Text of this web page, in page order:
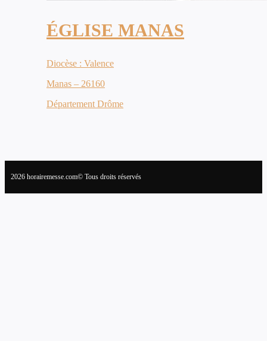
ÉGLISE MANAS
Diocèse : Valence
Manas – 26160
Département Drôme
2026 horairemesse.com© Tous droits réservés